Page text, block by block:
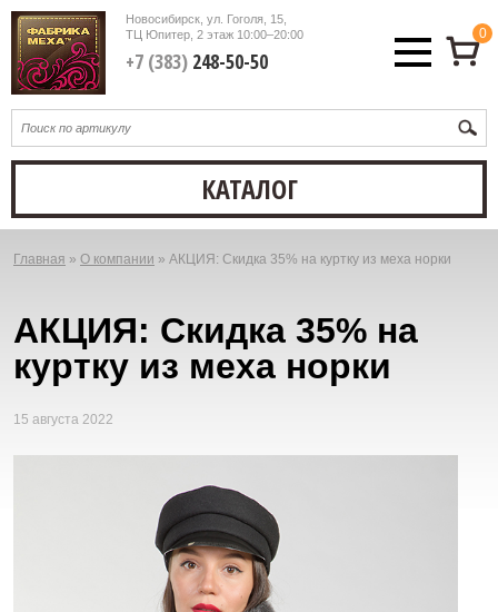
Новосибирск, ул. Гоголя, 15,
ТЦ Юпитер, 2 этаж10:00–20:00
+7 (383)248-50-50
0
КАТАЛОГ
Вы
Главная » О компании » АКЦИЯ: Скидка 35% на куртку из меха норки
АКЦИЯ: Скидка 35% на
куртку из меха норки
15 августа 2022